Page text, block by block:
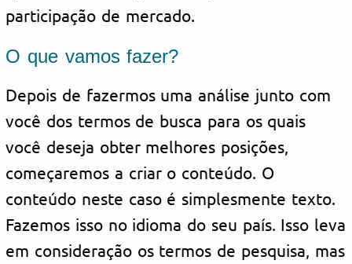
participação de mercado.
O que vamos fazer?
Depois de fazermos uma análise junto com
você dos termos de busca para os quais
você deseja obter melhores posições,
começaremos a criar o conteúdo. O
conteúdo neste caso é simplesmente texto.
Fazemos isso no idioma do seu país. Isso leva
em consideração os termos de pesquisa, mas